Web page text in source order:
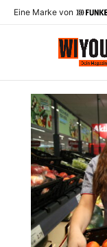
Eine Marke von